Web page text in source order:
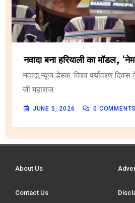
नवादा बना हरियाली का मॉडल,
नवादा,न्यूज डेस्क: विश्व पर्यावरण
जी महाराज.
JUNE 5, 2026 0 COMMENTS
About Us
Contact Us